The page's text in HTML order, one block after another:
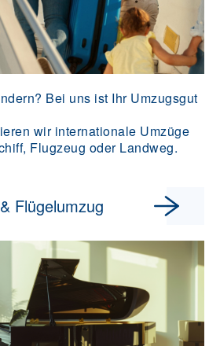
Bei uns ist Ihr Umzugsgut
wir internationale Umzüge
Flugzeug oder Landweg.
Flügelumzug